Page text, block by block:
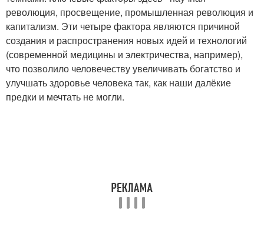
революция, просвещение, промышленная революция и
капитализм. Эти четыре фактора являются причиной
создания и распространения новых идей и технологий
(современной медицины и электричества, например),
что позволило человечеству увеличивать богатство и
улучшать здоровье человека так, как наши далёкие
предки и мечтать не могли.